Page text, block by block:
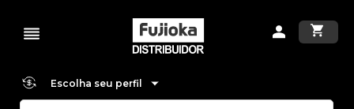
Escolha seu perfil